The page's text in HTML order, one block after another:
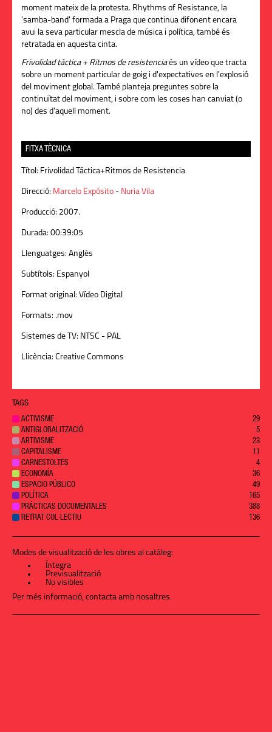
moment mateix de la protesta. Rhythms of Resistance, la
'samba-band' formada a Praga que continua difonent encara
avui la seva particular mescla de música i política, també és
retratada en aquesta cinta.
Frivolidad táctica + Ritmos de resistenciaés un vídeo que tracta
sobre un moment particular de goig i d'expectatives en l'explosió
del moviment global. També planteja preguntes sobre la
continuïtat del moviment, i sobre com les coses han canviat (o
no) des d'aquell moment.
FITXA TÈCNICA
Títol: Frivolidad Táctica+Ritmos de Resistencia
Direcció: Marcelo Expósito - Nuria Vila
Producció: 2007.
Durada: 00:39:05
Llenguatges: Anglès
Subtítols: Espanyol
Format original: Vídeo Digital
Formats: .mov
Sistemes de TV: NTSC - PAL
Llicència: Creative Commons
TAGS
ACTIVISME
29
ANTIGLOBALITZACIÓ
5
ARTIVISME
23
CAPITALISME
11
CARNESTOLTES
4
ECONOMÍA
36
ESPACIO PÚBLICO
49
POLÍTICA
165
PRÁCTICAS DOCUMENTALES
388
RETRAT COL·LECTIU
136
Modes de visualització de les obres al catàleg:
Íntegra
Previsualització
No visibles
Per més informació, contacta amb nosaltres.